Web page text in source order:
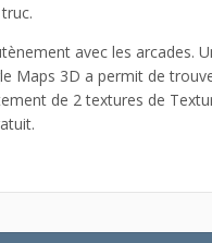
avec les arcades.
Maps 3D a permit de
de 2 textures de